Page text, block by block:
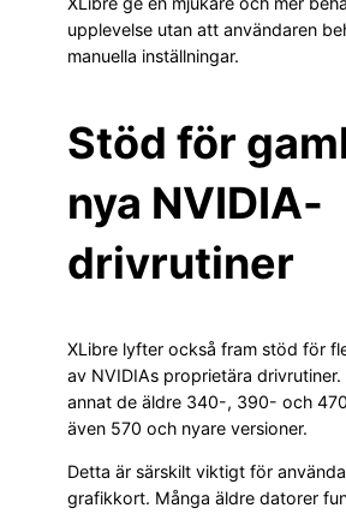
upplevelse utan att användaren
manuella inställningar.
Stöd för
nya NVIDIA-
drivrutiner
XLibre lyfter också fram stöd för
av NVIDIAs proprietära drivrutiner.
annat de äldre 340-, 390- och
även 570 och nyare versioner.
Detta är särskilt viktigt för
grafikkort. Många äldre datorer